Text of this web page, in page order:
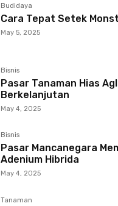
Budidaya
Cara Tepat Setek
May 5, 2025
Bisnis
Pasar Tanaman Hias
Berkelanjutan
May 4, 2025
Bisnis
Pasar Mancanegara
Adenium Hibrida
May 4, 2025
Tanaman